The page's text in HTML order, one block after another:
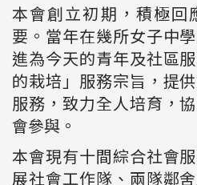
本會創立初期，積極回
要。當年在幾所女子中
進為今天的青年及社區
的栽培」服務宗旨，提
服務，致力全人培育，
會參與。
本會現有十間綜合社會
展社會工作隊、兩隊鄰